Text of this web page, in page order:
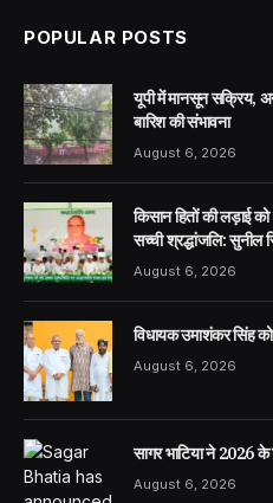
POPULAR POSTS
यूपी में मानसून सक्रिय,
बारिश की संभावना
August 6, 2026
किसान हितों की लड़ाई
सच्ची श्रद्धांजलि: सुनील
August 6, 2026
विधायक उमाशंकर सिंह
August 6, 2026
सागर भाटिया ने 2026 के
August 6, 2026